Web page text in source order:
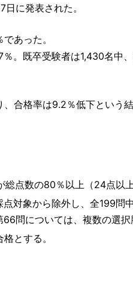
に発表された。
あった。
。既卒受験者は1,430名中
合格率は9.2％低下という結
点数の80％以上（24点以
対象から除外し、全199問
問については、複数の選択
とする。